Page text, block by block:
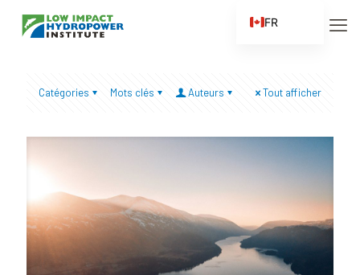
Catégories Mots clés Auteurs Tout afficher
FR